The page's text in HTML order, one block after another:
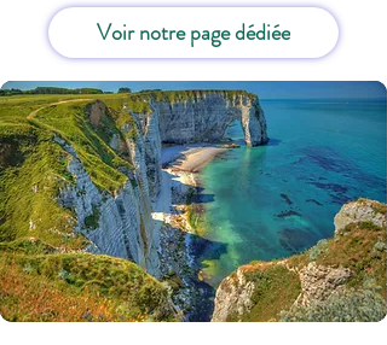
Voir notre page dédiée